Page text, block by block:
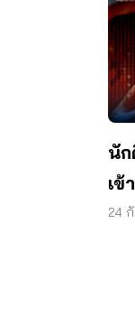
นัก
เข้
ข่
24